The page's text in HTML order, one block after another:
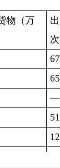
物（万
次
67
65
—